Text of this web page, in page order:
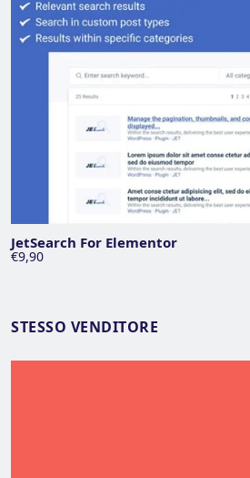
JetSearch For Elementor
€9,90
STESSO VENDITORE